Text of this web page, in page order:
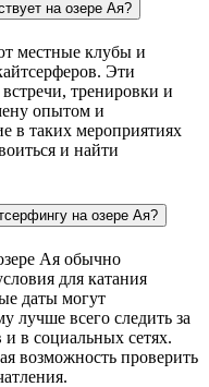
на озере Ая?
местные клубы и
Эти
тренировки и
опытом и
в таких мероприятиях
и найти
на озере Ая?
Ая обычно
для катания
даты могут
лучше всего следить за
в социальных сетях.
возможность проверить